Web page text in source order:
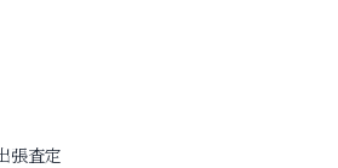
張査定